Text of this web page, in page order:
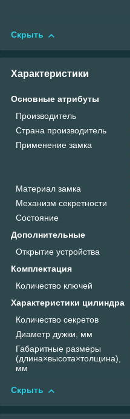
Скрыть
Характеристики
Основные атрибуты
Производитель
Страна производитель
Применение замка
Материал замка
Механизм секретности
Состояние
Дополнительные
Открытие устройства
Комплектация
Количество ключей
Характеристики цилиндра
Количество секретов
Диаметр дужки, мм
Габаритные размеры
(длина×высота×толщина),
мм
Скрыть